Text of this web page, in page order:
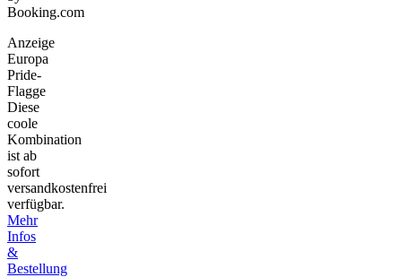
Booking.com
Anzeige
Europa
Pride-
Flagge
Diese
coole
Kombination
ist ab
sofort
versandkostenfrei
verfügbar.
Mehr
Infos
&
Bestellung